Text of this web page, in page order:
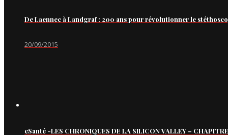
De Laennec à Landgraf : 200 ans pour révolutionner le
20/09/2015
eSanté -LES CHRONIQUES DE LA SILICON VALLEY –